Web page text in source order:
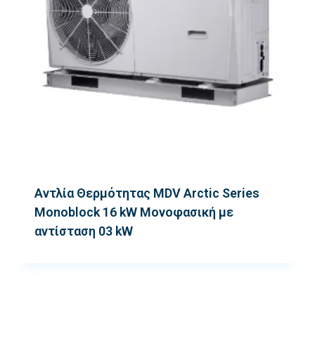
Αντλία Θερμότητας MDV Arctic Series
Monoblock 16 kW Μονοφασική με
αντίσταση 03 kW